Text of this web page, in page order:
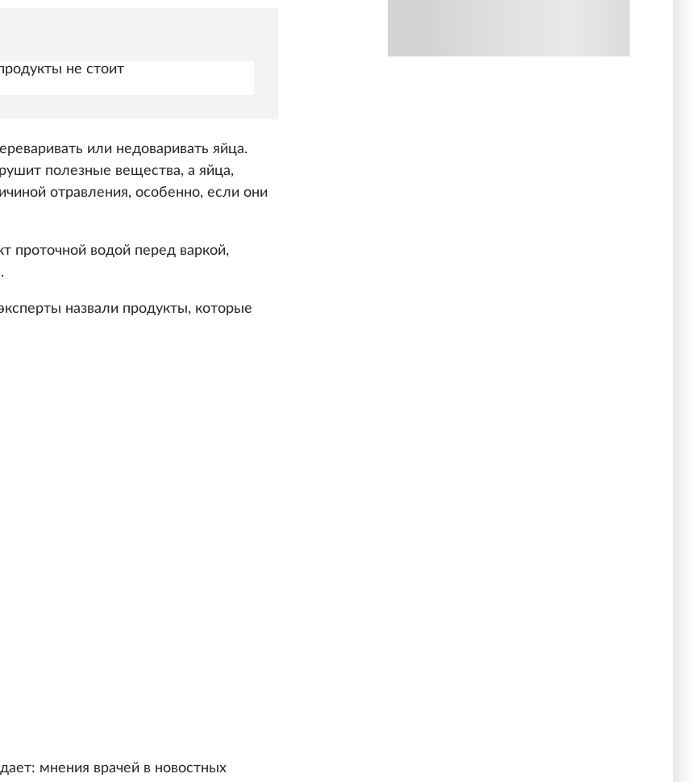
не стоит
или недоваривать яйца.
полезные вещества, а яйца,
отравления, особенно, если они
проточной водой перед варкой,
назвали продукты, которые
мнения врачей в новостных